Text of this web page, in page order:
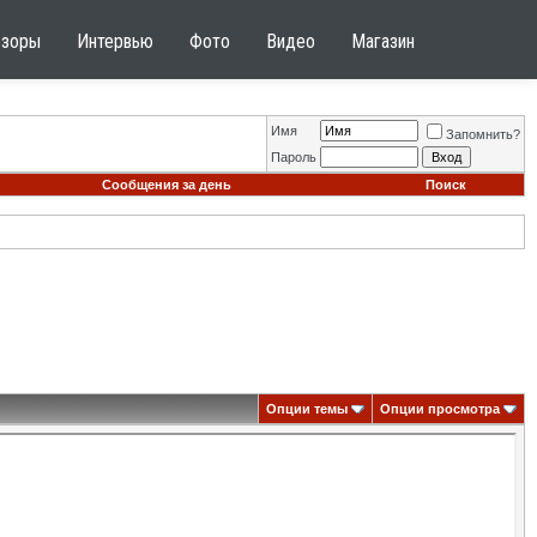
Интервью Фото Видео Магазин
Имя
Запомнить?
Пароль
Сообщения за день
Поиск
Опции темы Опции просмотра